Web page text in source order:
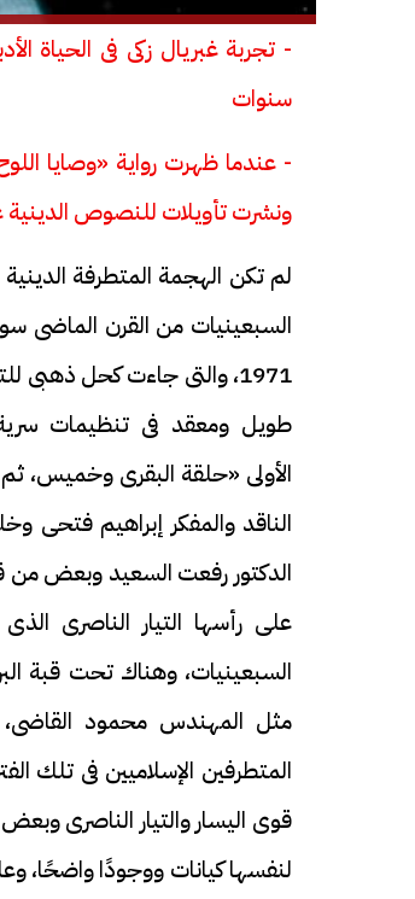
- تجربة غبريال زكى فى الحياة
سنوات
- عندما ظهرت رواية «وصايا
ونشرت تأويلات للنصوص
لم تكن الهجمة المتطرفة
1971، والتى جاءت كحل
طويل ومعقد فى تنظيمات
الناقد والمفكر إبراهيم
الدكتور رفعت السعيد وبعض من
على رأسها التيار الناصرى
السبعينيات، وهناك تحت قبة
مثل المهندس محمود القاضى،
المتطرفين الإسلاميين فى تلك
قوى اليسار والتيار الناصرى
لنفسها كيانات ووجودًا واضحًا،
حرف العدد 133